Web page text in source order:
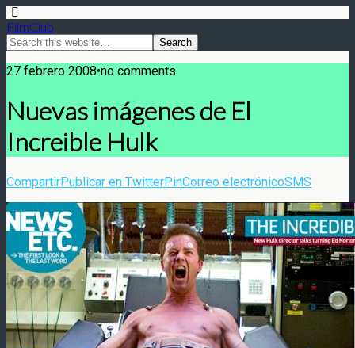
FilmClub
27 febrero 2008•no comments
Nuevas imágenes de El
Increible Hulk
CompartirPublicar en TwitterPinCorreo electrónicoSMS